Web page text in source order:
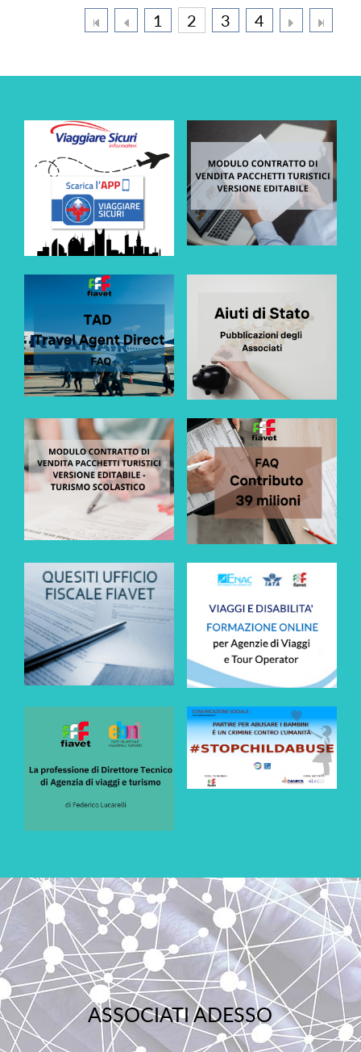
1 2 3 4
ASSOCIATI ADESSO